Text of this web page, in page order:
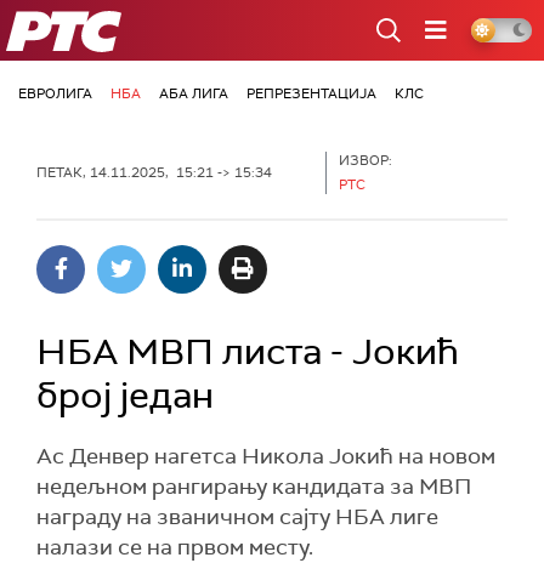
РТС
ЕВРОЛИГА НБА АБА ЛИГА РЕПРЕЗЕНТАЦИЈА КЛС
ПЕТАК, 14.11.2025, 15:21 -> 15:34
ИЗВОР:
РТС
НБА МВП листа - Јокић
број један
Ас Денвер нагетса Никола Јокић на новом
недељном рангирању кандидата за МВП
награду на званичном сајту НБА лиге
налази се на првом месту.